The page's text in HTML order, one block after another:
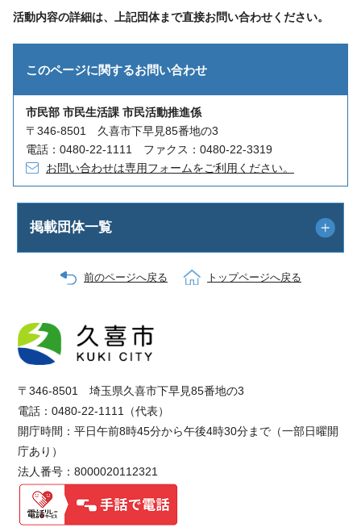
活動内容の詳細は、上記団体まで直接お問い合わせください。
このページに関するお問い合わせ
市民部 市民生活課 市民活動推進係
〒346-8501 久喜市下早見85番地の3
電話：0480-22-1111 ファクス：0480-22-3319
お問い合わせは専用フォームをご利用ください。
掲載団体一覧
前のページへ戻る トップページへ戻る
〒346-8501 埼玉県久喜市下早見85番地の3
電話：0480-22-1111（代表）
開庁時間：平日午前8時45分から午後4時30分まで（一部日曜開
庁あり）
法人番号：8000020112321